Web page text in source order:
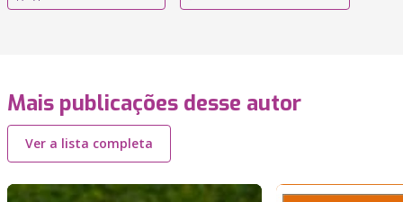
Mais publicações desse autor
Ver a lista completa